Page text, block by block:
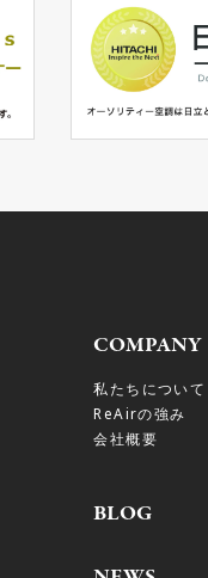
COMPANY
私たちについて
ReAirの強み
会社概要
BLOG